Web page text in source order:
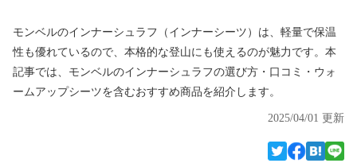
モンベルのインナーシュラフ（インナーシーツ）は、軽量で保温
性も優れているので、本格的な登山にも使えるのが魅力です。本
記事では、モンベルのインナーシュラフの選び方・口コミ・ウォ
ームアップシーツを含むおすすめ商品を紹介します。
2025/04/01 更新